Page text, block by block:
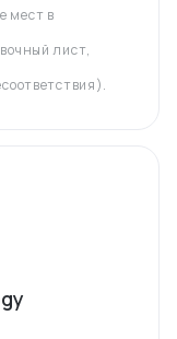
мест в
лист,